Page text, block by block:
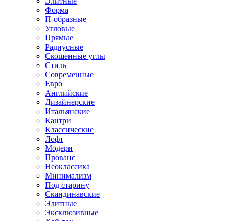
Форма
П-образные
Угловые
Прямые
Радиусные
Скошенные углы
Стиль
Современные
Евро
Английские
Дизайнерские
Итальянские
Кантри
Классические
Лофт
Модерн
Прованс
Неоклассика
Минимализм
Под старину
Скандинавские
Элитные
Эксклюзивные